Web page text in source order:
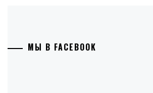
МЫ В FACEBOOK